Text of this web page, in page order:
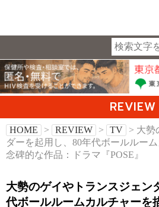
REVIEW
HOME > REVIEW > TV
> 大勢
ダーを起用し、80年代ボールルー
念碑的な作品：ドラマ『POSE』
大勢のゲイやトランスジェン
代ボールルームカルチャーを